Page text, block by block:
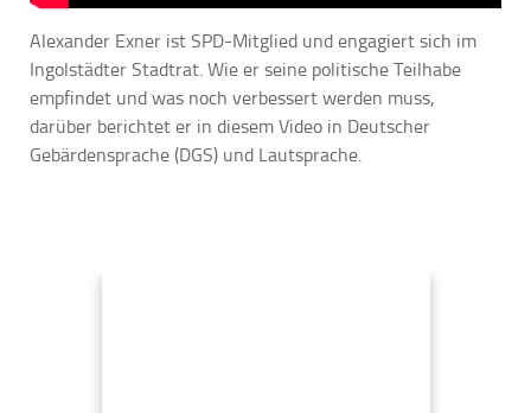
Alexander Exner ist SPD-Mitglied und engagiert sich im
Ingolstädter Stadtrat. Wie er seine politische Teilhabe
empfindet und was noch verbessert werden muss,
darüber berichtet er in diesem Video in Deutscher
Gebärdensprache (DGS) und Lautsprache.